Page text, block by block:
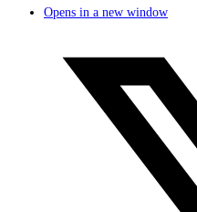
Opens in a new window